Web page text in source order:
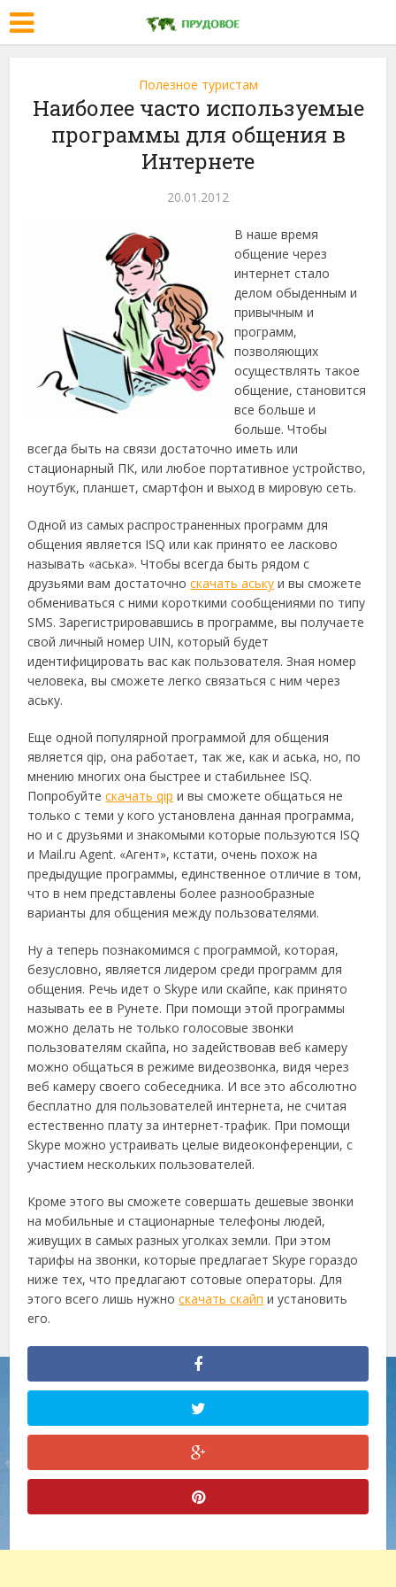
Полезное туристам
Наиболее часто используемые
программы для общения в
Интернете
20.01.2012
В наше время
общение через
интернет стало
делом обыденным и
привычным и
программ,
позволяющих
осуществлять такое
общение, становится
все больше и
больше. Чтобы
всегда быть на связи достаточно иметь или
стационарный ПК, или любое портативное устройство,
ноутбук, планшет, смартфон и выход в мировую сеть.
Одной из самых распространенных программ для
общения является ISQ или как принято ее ласково
называть «аська». Чтобы всегда быть рядом с
друзьями вам достаточноскачать аську и вы сможете
обмениваться с ними короткими сообщениями по типу
SMS. Зарегистрировавшись в программе, вы получаете
свой личный номер UIN, который будет
идентифицировать вас как пользователя. Зная номер
человека, вы сможете легко связаться с ним через
аську.
Еще одной популярной программой для общения
является qip, она работает, так же, как и аська, но, по
мнению многих она быстрее и стабильнее ISQ.
Попробуйтескачать qip и вы сможете общаться не
только с теми у кого установлена данная программа,
но и с друзьями и знакомыми которые пользуются ISQ
и Mail.ru Agent. «Агент», кстати, очень похож на
предыдущие программы, единственное отличие в том,
что в нем представлены более разнообразные
варианты для общения между пользователями.
Ну а теперь познакомимся с программой, которая,
безусловно, является лидером среди программ для
общения. Речь идет о Skype или скайпе, как принято
называть ее в Рунете. При помощи этой программы
можно делать не только голосовые звонки
пользователям скайпа, но задействовав веб камеру
можно общаться в режиме видеозвонка, видя через
веб камеру своего собеседника. И все это абсолютно
бесплатно для пользователей интернета, не считая
естественно плату за интернет-трафик. При помощи
Skype можно устраивать целые видеоконференции, с
участием нескольких пользователей.
Кроме этого вы сможете совершать дешевые звонки
на мобильные и стационарные телефоны людей,
живущих в самых разных уголках земли. При этом
тарифы на звонки, которые предлагает Skype гораздо
ниже тех, что предлагают сотовые операторы. Для
этого всего лишь нужноскачать скайп и установить
его.